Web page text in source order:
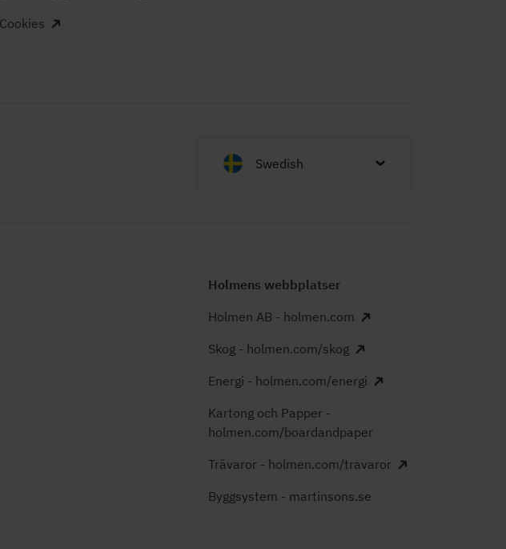
Cookies
Swedish
Holmens webbplatser
Holmen AB - holmen.com
Skog - holmen.com/skog
Energi - holmen.com/energi
Kartong och Papper -
holmen.com/boardandpaper
Trävaror - holmen.com/travaror
Byggsystem - martinsons.se